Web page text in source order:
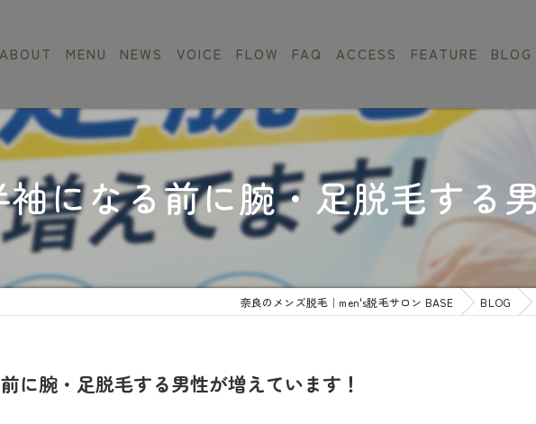
ABOUT MENU
学生割引メニュー
定額プラン詳細
Eライトフェイシャル
NEWS VOICE FLOW FAQ ACCESS FEATURE
全身
VIO
フェイシャル
都度払い
男性スタッフ
BLOG
になる前に腕・足脱毛する
奈良のメンズ脱毛｜men's脱毛サロン BASE BLOG
に腕・足脱毛する男性が増えています！